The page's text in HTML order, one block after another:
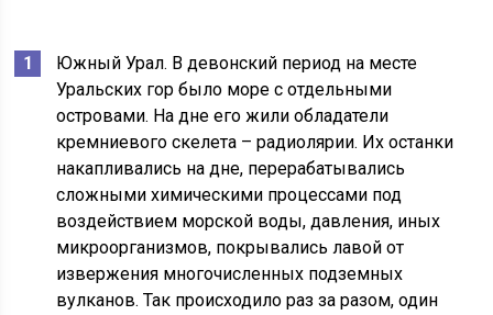
Южный Урал. В девонский период на месте
Уральских гор было море с отдельными
островами. На дне его жили обладатели
кремниевого скелета – радиолярии. Их останки
накапливались на дне, перерабатывались
сложными химическими процессами под
воздействием морской воды, давления, иных
микроорганизмов, покрывались лавой от
извержения многочисленных подземных
вулканов. Так происходило раз за разом, один